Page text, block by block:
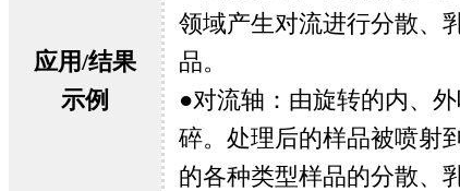
应用/结果
示例
领域产生对流进行分散、
品。
●对流轴：由旋转的内、
碎。 处理后的样品被喷射
的各种类型样品的分散、